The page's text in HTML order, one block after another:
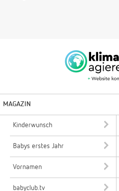
MAGAZIN
Kinderwunsch
Babys erstes Jahr
Vornamen
babyclub.tv